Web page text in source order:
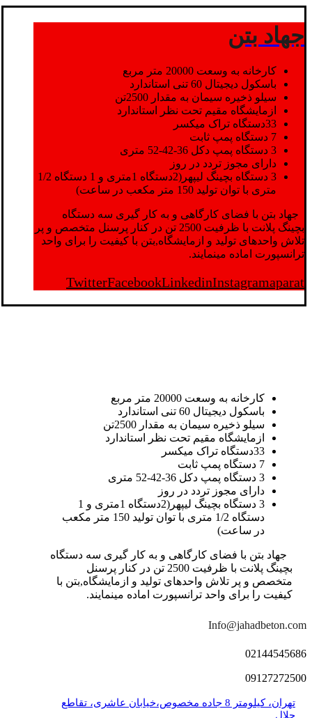
جهاد بتن
کارخانه به وسعت 20000 متر مربع
باسکول دیجیتال 60 تنی استاندارد
سیلو ذخیره سیمان به مقدار 2500تن
ازمایشگاه مقیم تحت نظر استاندارد
33دستگاه تراک میکسر
7 دستگاه پمپ ثابت
3 دستگاه پمپ دکل 36-42-52 متری
دارای مجوز تردد در روز
3 دستگاه بچینگ لیپهر(2دستگاه 1متری و 1 دستگاه 1/2
متری با توان تولید 150 متر مکعب در ساعت)
جهاد بتن با فضای کارگاهی و به کار گیری سه دستگاه
بچینگ پلانت با ظرفیت 2500 تن در کنار پرسنل متخصص و پر
تلاش واحدهای تولید و ازمایشگاه,بتن با کیفیت را برای واحد
ترانسپورت اماده مینمایند.
TwitterFacebookLinkedinInstagramaparat
کارخانه به وسعت 20000 متر مربع
باسکول دیجیتال 60 تنی استاندارد
سیلو ذخیره سیمان به مقدار 2500تن
ازمایشگاه مقیم تحت نظر استاندارد
33دستگاه تراک میکسر
7 دستگاه پمپ ثابت
3 دستگاه پمپ دکل 36-42-52 متری
دارای مجوز تردد در روز
3 دستگاه بچینگ لیپهر(2دستگاه 1متری و 1
دستگاه 1/2 متری با توان تولید 150 متر مکعب
در ساعت)
جهاد بتن با فضای کارگاهی و به کار گیری سه دستگاه
بچینگ پلانت با ظرفیت 2500 تن در کنار پرسنل
متخصص و پر تلاش واحدهای تولید و ازمایشگاه,بتن با
کیفیت را برای واحد ترانسپورت اماده مینمایند.
Info@jahadbeton.com
02144545686
09127272500
تهران، کیلومتر 8 جاده مخصوص،خیابان عاشری، تقاطع
جلال